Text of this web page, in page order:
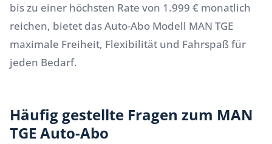
bis zu einer höchsten Rate von 1.999 € monatlich
reichen, bietet das Auto-Abo Modell MAN TGE
maximale Freiheit, Flexibilität und Fahrspaß für
jeden Bedarf.
Häufig gestellte Fragen zum MAN
TGE Auto-Abo